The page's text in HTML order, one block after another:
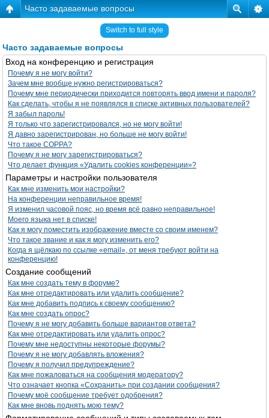
Часто задаваемые вопросы
Switch to full style
Часто задаваемые вопросы
Вход на конференцию и регистрация
Почему я не могу войти?
Зачем мне вообще нужно регистрироваться?
Почему мне периодически приходится повторять ввод имени и пароля?
Как сделать, чтобы я не появлялся в списке активных пользователей?
Я забыл пароль!
Я только что зарегистрировался, но не могу войти!
Я давно зарегистрирован, но больше не могу войти!
Что такое COPPA?
Почему я не могу зарегистрироваться?
Что делает функция «Удалить cookies конференции»?
Параметры и настройки пользователя
Как мне изменить мои настройки?
На конференции неправильное время!
Я изменил часовой пояс, но время всё равно неправильное!
Моего языка нет в списке!
Как я могу поместить изображение вместе со своим именем?
Что такое звание и как я могу изменить его?
Когда я щёлкаю по ссылке «email», от меня требуют войти на
конференцию!
Создание сообщений
Как мне создать тему в форуме?
Как мне отредактировать или удалить сообщение?
Как мне добавить подпись к своему сообщению?
Как мне создать опрос?
Почему я не могу добавить больше вариантов ответа?
Как мне отредактировать или удалить опрос?
Почему мне недоступны некоторые форумы?
Почему я не могу добавлять вложения?
Почему я получил предупреждение?
Как мне пожаловаться на сообщения модератору?
Что означает кнопка «Сохранить» при создании сообщения?
Почему моё сообщение требует одобрения?
Как мне вновь поднять мою тему?